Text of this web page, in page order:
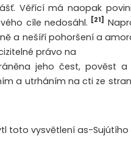
Věřící má naopak
cíle nedosáhl. [21]
a nešíří pohoršení a
právo na
jeho čest, pověst a
a utrháním na cti ze
toto vysvětlení as-Sujútího